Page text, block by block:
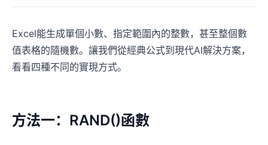
Excel能生成單個小數、指定範圍內的整數，甚至整個數
值表格的隨機數。讓我們從經典公式到現代AI解決方案，
看看四種不同的實現方式。
方法一：RAND()函數